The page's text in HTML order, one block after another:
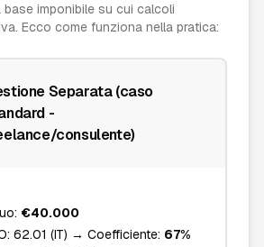
imponibile su cui calcoli
Ecco come funziona nella pratica:
Separata (caso
-
consulente)
€40.000
62.01 (IT) → Coefficiente: 67%